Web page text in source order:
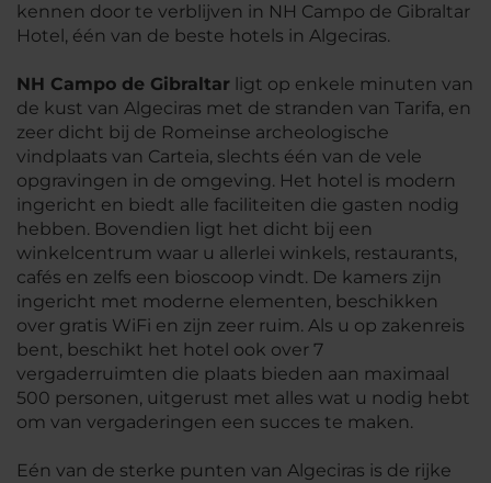
kennen door te verblijven in NH Campo de Gibraltar
Hotel, één van de beste hotels in Algeciras.
NH Campo de Gibraltar ligt op enkele minuten van
de kust van Algeciras met de stranden van Tarifa, en
zeer dicht bij de Romeinse archeologische
vindplaats van Carteia, slechts één van de vele
opgravingen in de omgeving. Het hotel is modern
ingericht en biedt alle faciliteiten die gasten nodig
hebben. Bovendien ligt het dicht bij een
winkelcentrum waar u allerlei winkels, restaurants,
cafés en zelfs een bioscoop vindt. De kamers zijn
ingericht met moderne elementen, beschikken
over gratis WiFi en zijn zeer ruim. Als u op zakenreis
bent, beschikt het hotel ook over 7
vergaderruimten die plaats bieden aan maximaal
500 personen, uitgerust met alles wat u nodig hebt
om van vergaderingen een succes te maken.
Eén van de sterke punten van Algeciras is de rijke